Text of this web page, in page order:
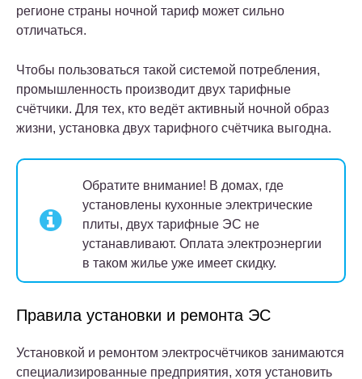
регионе страны ночной тариф может сильно
отличаться.
Чтобы пользоваться такой системой потребления,
промышленность производит двух тарифные
счётчики. Для тех, кто ведёт активный ночной образ
жизни, установка двух тарифного счётчика выгодна.
Обратите внимание! В домах, где
установлены кухонные электрические
плиты, двух тарифные ЭС не
устанавливают. Оплата электроэнергии
в таком жилье уже имеет скидку.
Правила установки и ремонта ЭС
Установкой и ремонтом электросчётчиков занимаются
специализированные предприятия, хотя установить